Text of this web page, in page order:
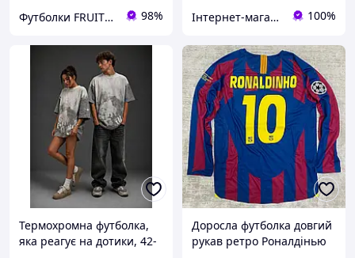
Футболки FRUIT 👕 98% Інтернет-магазин VOLIN 100%
Термохромна футболка,
яка реагує на дотики, 42-
Доросла футболка довгий
рукав ретро Роналдінью